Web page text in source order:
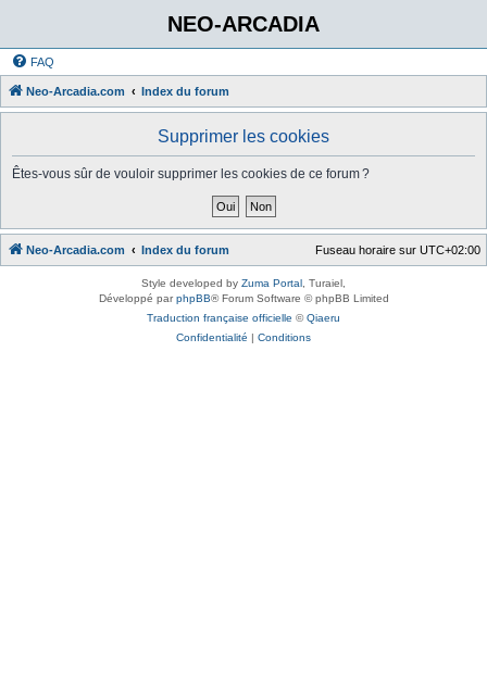
NEO-ARCADIA
FAQ
Neo-Arcadia.com Index du forum
Supprimer les cookies
Êtes-vous sûr de vouloir supprimer les cookies de ce forum ?
Neo-Arcadia.com Index du forum Fuseau horaire sur UTC+02:00
Style developed by Zuma Portal , Turaiel,
Développé parphpBB® Forum Software © phpBB Limited
Traduction française officielle ©Qiaeru
Confidentialité | Conditions